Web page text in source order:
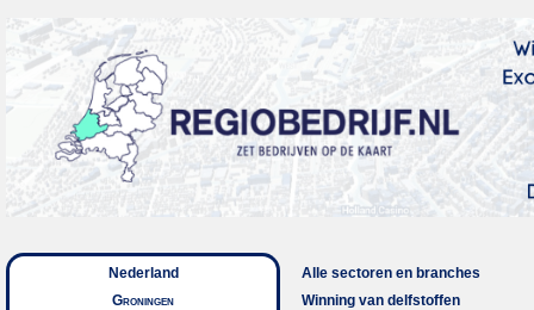
Nederland
Groningen
Alle sectoren en branches
Winning van delfstoffen